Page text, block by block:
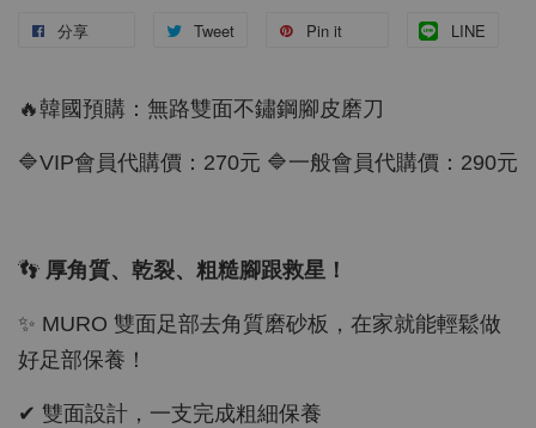
分享 Tweet Pin it LINE
🔥韓國預購：無路雙面不鏽鋼腳皮磨刀
🔷VIP會員代購價：270元 🔷一般會員代購價：290元
👣 厚角質、乾裂、粗糙腳跟救星！
✨ MURO 雙面足部去角質磨砂板，在家就能輕鬆做
好足部保養！
✔ 雙面設計，一支完成粗細保養